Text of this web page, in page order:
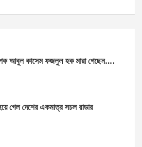
আবুল কাসেম ফজলুল হক মারা গেছেন….
গেল দেশের একমাত্র সচল রাডার